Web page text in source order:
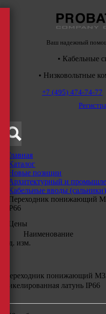
Ваш надежный
• Кабельные
• Низковольтные
+7 (495) 474-74-77
Главная
Каталог
Новые позиции
Архитектурный и
Кабельные вводы (сальники)
Переходник понижающий
IP66
Цены
Наименование
Ед. изм.
Переходник понижающий
никелированная латунь IP66